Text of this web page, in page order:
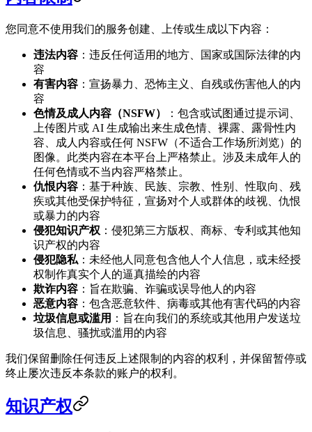
您同意不使用我们的服务创建、上传或生成以下内容：
违法内容 ：违反任何适用的地方、国家或国际法律的内
容
有害内容 ：宣扬暴力、恐怖主义、自残或伤害他人的内
容
色情及成人内容（NSFW）
：包含或试图通过提示词、
上传图片或 AI 生成输出来生成色情、裸露、露骨性内
容、成人内容或任何 NSFW（不适合工作场所浏览）的
图像。此类内容在本平台上严格禁止。涉及未成年人的
任何色情或不当内容严格禁止。
仇恨内容 ：基于种族、民族、宗教、性别、性取向、残
疾或其他受保护特征，宣扬对个人或群体的歧视、仇恨
或暴力的内容
侵犯知识产权 ：侵犯第三方版权、商标、专利或其他知
识产权的内容
侵犯隐私 ：未经他人同意包含他人个人信息，或未经授
权制作真实个人的逼真描绘的内容
欺诈内容 ：旨在欺骗、诈骗或误导他人的内容
恶意内容 ：包含恶意软件、病毒或其他有害代码的内容
垃圾信息或滥用 ：旨在向我们的系统或其他用户发送垃
圾信息、骚扰或滥用的内容
我们保留删除任何违反上述限制的内容的权利，并保留暂停或
终止屡次违反本条款的账户的权利。
知识产权